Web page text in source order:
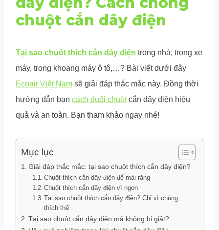
chuột cắn dây điện
Tại sao chuột thích cắn dây điện trong nhà, trong xe
máy, trong khoang máy ô tô,…? Bài viết dưới đây
Ecoair Việt Nam sẽ giải đáp thắc mắc này. Đồng thời
hướng dẫn bạn cách đuổi chuộtcắn dây điện hiệu
quả và an toàn. Bạn tham khảo ngay nhé!
Mục lục
Giải đáp thắc mắc: tại sao chuột thích cắn dây điện?
Chuột thích cắn dây điện để mài răng
Chuột thích cắn dây điện vì ngon
Tại sao chuột thích cắn dây điện? Chỉ vì chúng
thích thế
Tại sao chuột cắn dây điện mà không bị giật?